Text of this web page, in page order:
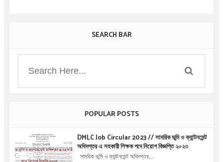
SEARCH BAR
POPULAR POSTS
DMLC Job Circular 2023 // সামরিক ভূমি ও ক্যান্টনমেন্ট
অধিদপ্তর এ সহকারী শিক্ষক পদে নিয়োগ বিজ্ঞপ্তি ২০২৩
সামরিক ভূমি ও ক্যান্টনমেন্ট অধিদপ্তর...